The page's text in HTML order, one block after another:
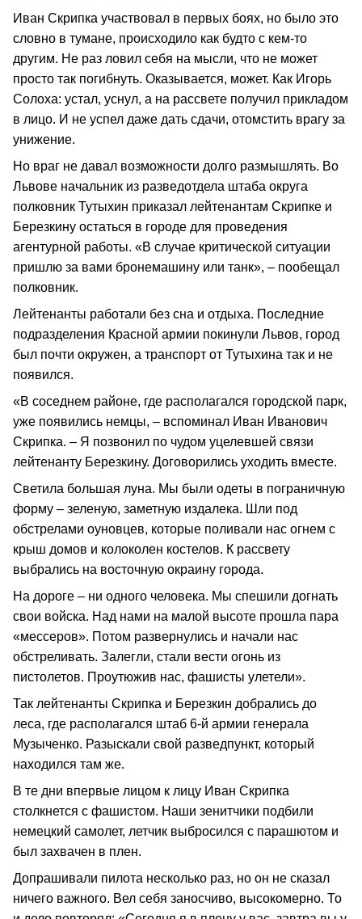
Иван Скрипка участвовал в первых боях, но было это
словно в тумане, происходило как будто с кем-то
другим. Не раз ловил себя на мысли, что не может
просто так погибнуть. Оказывается, может. Как Игорь
Солоха: устал, уснул, а на рассвете получил прикладом
в лицо. И не успел даже дать сдачи, отомстить врагу за
унижение.
Но враг не давал возможности долго размышлять. Во
Львове начальник из разведотдела штаба округа
полковник Тутыхин приказал лейтенантам Скрипке и
Березкину остаться в городе для проведения
агентурной работы. «В случае критической ситуации
пришлю за вами бронемашину или танк», – пообещал
полковник.
Лейтенанты работали без сна и отдыха. Последние
подразделения Красной армии покинули Львов, город
был почти окружен, а транспорт от Тутыхина так и не
появился.
«В соседнем районе, где располагался городской парк,
уже появились немцы, – вспоминал Иван Иванович
Скрипка. – Я позвонил по чудом уцелевшей связи
лейтенанту Березкину. Договорились уходить вместе.
Светила большая луна. Мы были одеты в пограничную
форму – зеленую, заметную издалека. Шли под
обстрелами оуновцев, которые поливали нас огнем с
крыш домов и колоколен костелов. К рассвету
выбрались на восточную окраину города.
На дороге – ни одного человека. Мы спешили догнать
свои войска. Над нами на малой высоте прошла пара
«мессеров». Потом развернулись и начали нас
обстреливать. Залегли, стали вести огонь из
пистолетов. Проутюжив нас, фашисты улетели».
Так лейтенанты Скрипка и Березкин добрались до
леса, где располагался штаб 6-й армии генерала
Музыченко. Разыскали свой разведпункт, который
находился там же.
В те дни впервые лицом к лицу Иван Скрипка
столкнется с фашистом. Наши зенитчики подбили
немецкий самолет, летчик выбросился с парашютом и
был захвачен в плен.
Допрашивали пилота несколько раз, но он не сказал
ничего важного. Вел себя заносчиво, высокомерно. То